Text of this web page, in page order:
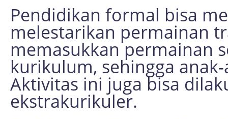
Pendidikan formal bisa
melestarikan permainan
memasukkan permainan
kurikulum, sehingga
Aktivitas ini juga bisa
ekstrakurikuler.